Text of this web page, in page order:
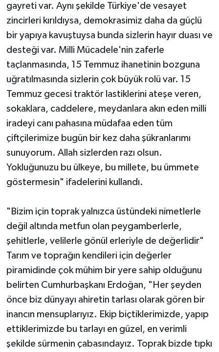
gayreti var. Aynı şekilde Türkiye'de vesayet
zincirleri kırıldıysa, demokrasimiz daha da güçlü
bir yapıya kavuştuysa bunda sizlerin hayır duası ve
desteği var. Milli Mücadele'nin zaferle
taçlanmasında, 15 Temmuz ihanetinin bozguna
uğratılmasında sizlerin çok büyük rolü var. 15
Temmuz gecesi traktör lastiklerini ateşe veren,
sokaklara, caddelere, meydanlara akın eden milli
iradeyi canı pahasına müdafaa eden tüm
çiftçilerimize bugün bir kez daha şükranlarımı
sunuyorum. Allah sizlerden razı olsun.
Yokluğunuzu bu ülkeye, bu millete, bu ümmete
göstermesin" ifadelerini kullandı.
"Bizim için toprak yalnızca üstündeki nimetlerle
değil altında metfun olan peygamberlerle,
şehitlerle, velilerle gönül erleriyle de değerlidir"
Tarım ve toprağın kendileri için değerler
piramidinde çok mühim bir yere sahip olduğunu
belirten Cumhurbaşkanı Erdoğan, "Her şeyden
önce biz dünyayı ahiretin tarlası olarak gören bir
inancın mensuplarıyız. Ekip biçtiklerimizde, yapıp
ettiklerimizde bu tarlayı en güzel, en verimli
şekilde sürmenin çabasındayız. Toprak bizde tıpkı